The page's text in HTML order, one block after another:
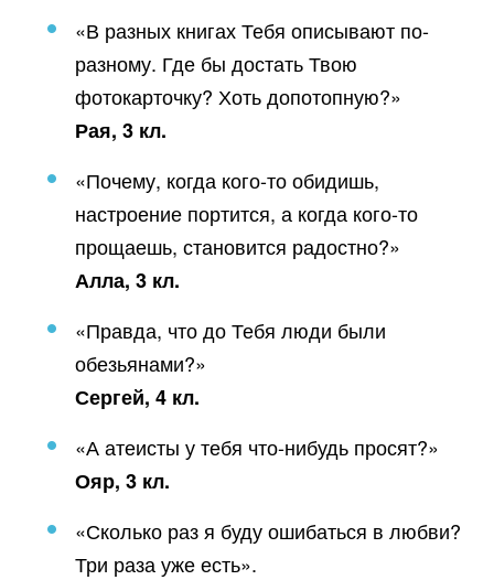
«В разных книгах Тебя описывают по-
разному. Где бы достать Твою
фотокарточку? Хоть допотопную?»
Рая, 3 кл.
«Почему, когда кого-то обидишь,
настроение портится, а когда кого-то
прощаешь, становится радостно?»
Алла, 3 кл.
«Правда, что до Тебя люди были
обезьянами?»
Сергей, 4 кл.
«А атеисты у тебя что-нибудь просят?»
Ояр, 3 кл.
«Сколько раз я буду ошибаться в любви?
Три раза уже есть».